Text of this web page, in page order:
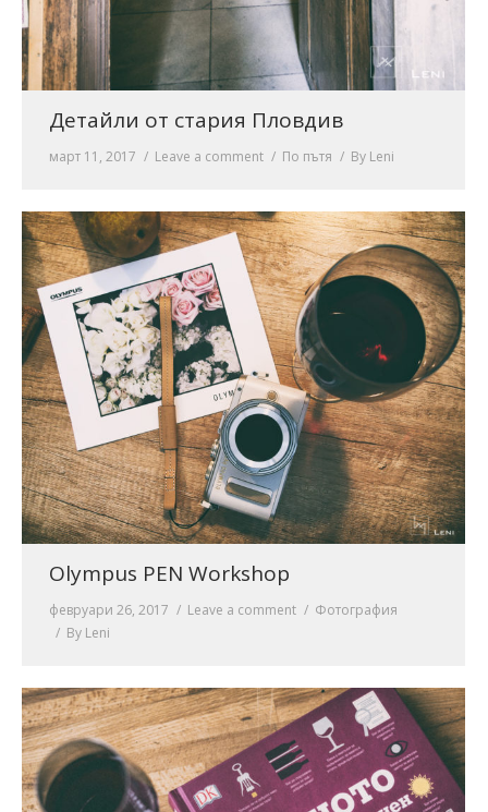
Детайли от стария Пловдив
март 11, 2017 Leave a comment По пътя By Leni
Olympus PEN Workshop
февруари 26, 2017 Leave a comment
Фотография
By Leni